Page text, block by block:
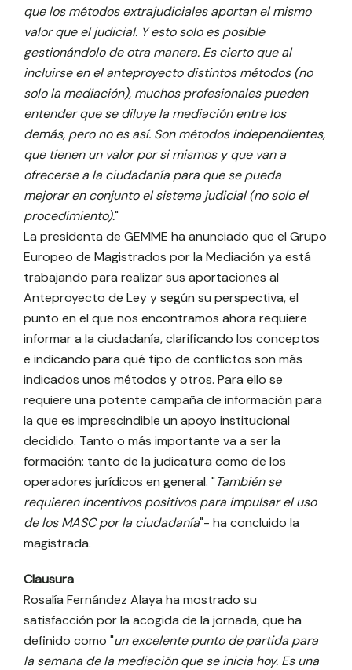
que los métodos extrajudiciales aportan el mismo
valor que el judicial. Y esto solo es posible
gestionándolo de otra manera. Es cierto que al
incluirse en el anteproyecto distintos métodos (no
solo la mediación), muchos profesionales pueden
entender que se diluye la mediación entre los
demás, pero no es así. Son métodos independientes,
que tienen un valor por si mismos y que van a
ofrecerse a la ciudadanía para que se pueda
mejorar en conjunto el sistema judicial (no solo el
procedimiento)."
La presidenta de GEMME ha anunciado que el Grupo
Europeo de Magistrados por la Mediación ya está
trabajando para realizar sus aportaciones al
Anteproyecto de Ley y según su perspectiva, el
punto en el que nos encontramos ahora requiere
informar a la ciudadanía, clarificando los conceptos
e indicando para qué tipo de conflictos son más
indicados unos métodos y otros. Para ello se
requiere una potente campaña de información para
la que es imprescindible un apoyo institucional
decidido. Tanto o más importante va a ser la
formación: tanto de la judicatura como de los
operadores jurídicos en general. "También se
requieren incentivos positivos para impulsar el uso
de los MASC por la ciudadanía"- ha concluido la
magistrada.
Clausura
Rosalía Fernández Alaya ha mostrado su
satisfacción por la acogida de la jornada, que ha
definido como "un excelente punto de partida para
la semana de la mediación que se inicia hoy. Es una